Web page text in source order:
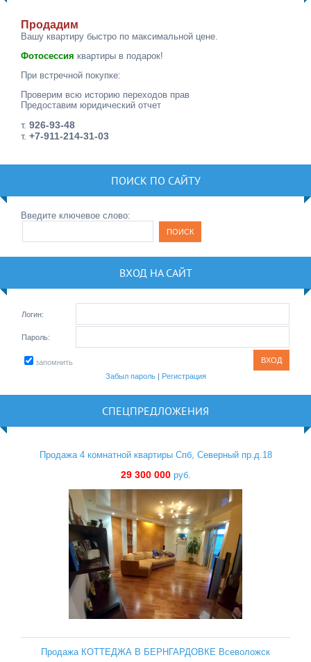
Продадим
Вашу квартиру быстро по максимальной цене.
Фотосессия квартиры в подарок!
При встречной покупке:
Проверим всю историю переходов прав
Предоставим юридический отчет
т. 926-93-48
т. +7-911-214-31-03
ПОИСК ПО САЙТУ
Введите ключевое слово:
ВХОД НА САЙТ
Логин:
Пароль:
запомнить
Забыл пароль| Регистрация
СПЕЦПРЕДЛОЖЕНИЯ
Продажа 4 комнатной квартиры Спб, Северный пр.д.18
29 300 000руб.
Продажа КОТТЕДЖА В БЕРНГАРДОВКЕ Всеволожск